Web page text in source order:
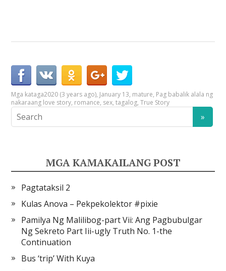
Mga kataga2020 (3 years ago), January 13, mature, Pag babalik alala ng
nakaraang love story, romance, sex,tagalog,True Story
MGA KAMAKAILANG POST
Pagtataksil 2
Kulas Anova – Pekpekolektor #pixie
Pamilya Ng Malilibog-part Vii: Ang Pagbubulgar
Ng Sekreto Part Iii-ugly Truth No. 1-the
Continuation
Bus ‘trip’ With Kuya